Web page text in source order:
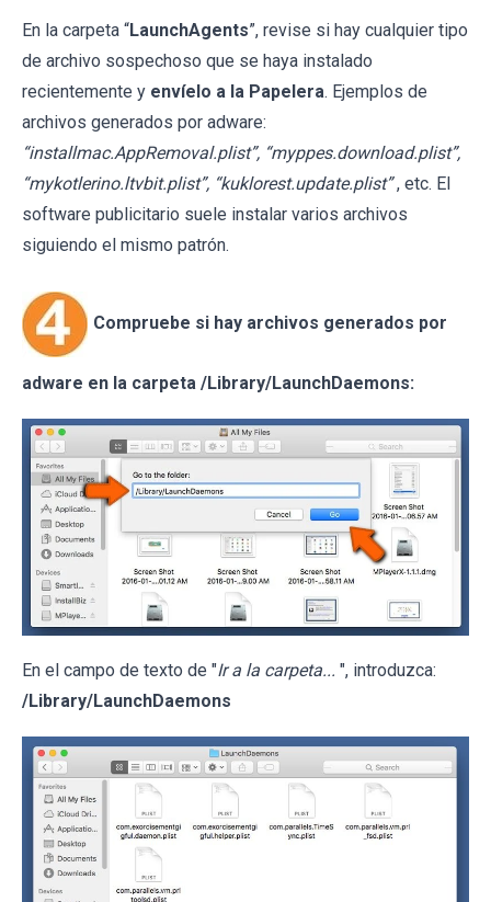
En la carpeta “LaunchAgents”, revise si hay cualquier tipo
de archivo sospechoso que se haya instalado
recientemente y envíelo a la Papelera. Ejemplos de
archivos generados por adware:
“installmac.AppRemoval.plist”, “myppes.download.plist”,
“mykotlerino.ltvbit.plist”, “kuklorest.update.plist” , etc. El
software publicitario suele instalar varios archivos
siguiendo el mismo patrón.
Compruebe si hay archivos generados por
adware en la carpeta /Library/LaunchDaemons:
En el campo de texto de "Ir a la carpeta... ", introduzca:
/Library/LaunchDaemons